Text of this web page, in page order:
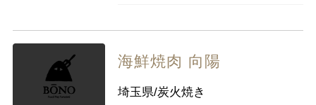
海鮮焼肉 向陽
埼玉県/炭火焼き